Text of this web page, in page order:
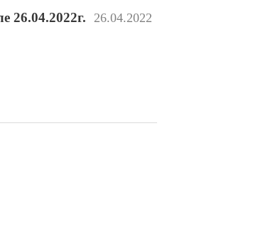
26.04.2022г.
26.04.2022